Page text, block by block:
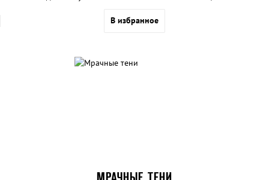
В избранное